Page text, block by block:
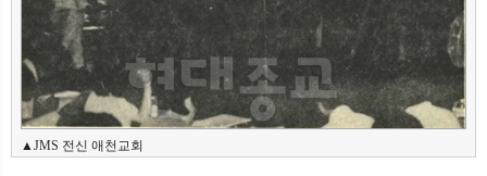
▲JMS 전신 애천교회